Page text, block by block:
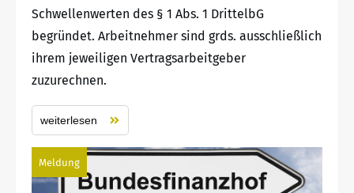
Schwellenwerten des § 1 Abs. 1 DrittelbG
begründet. Arbeitnehmer sind grds. ausschließlich
ihrem jeweiligen Vertragsarbeitgeber
zuzurechnen.
weiterlesen
Meldung